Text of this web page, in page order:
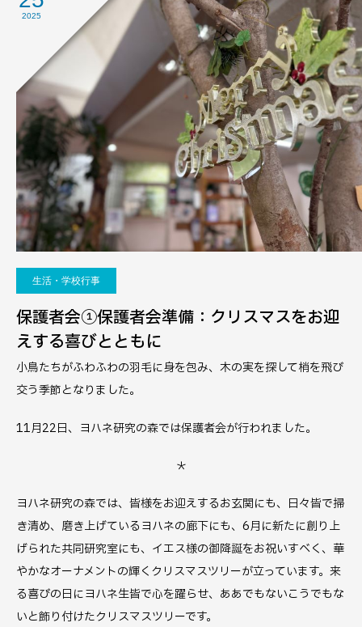
2025
生活・学校行事
保護者会①保護者会準備：クリスマスをお迎
えする喜びとともに
小鳥たちがふわふわの羽毛に身を包み、木の実を探して梢を飛び
交う季節となりました。
11月22日、ヨハネ研究の森では保護者会が行われました。
＊
ヨハネ研究の森では、皆様をお迎えするお玄関にも、日々皆で掃
き清め、磨き上げているヨハネの廊下にも、6月に新たに創り上
げられた共同研究室にも、イエス様の御降誕をお祝いすべく、華
やかなオーナメントの輝くクリスマスツリーが立っています。来
る喜びの日にヨハネ生皆で心を躍らせ、ああでもないこうでもな
いと飾り付けたクリスマスツリーです。